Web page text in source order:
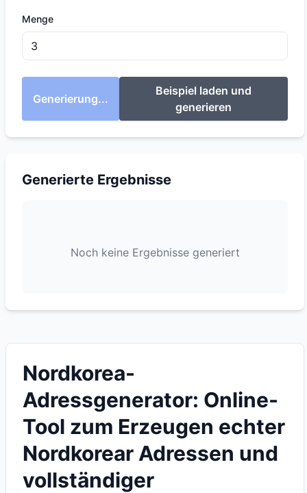
Menge
Generierung...
Beispiel laden und
generieren
Generierte Ergebnisse
Noch keine Ergebnisse generiert
Nordkorea-
Adressgenerator: Online-
Tool zum Erzeugen echter
Nordkorear Adressen und
vollständiger